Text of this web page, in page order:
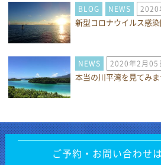
BLOG NEWS 2020
新型コロナウイルス感
NEWS 2020年2月05
本当の川平湾を見てみ
ご予約・お問い合わせ